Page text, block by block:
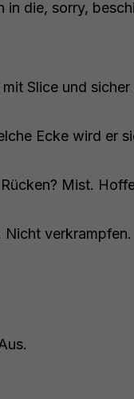
die, sorry,
Slice und
Ecke wird er
Mist.
Nicht